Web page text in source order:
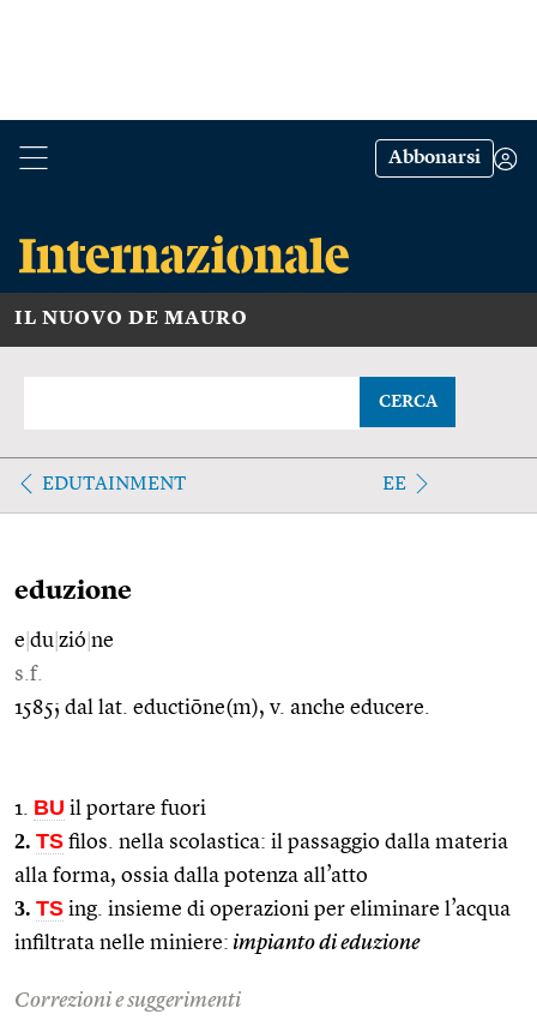
Abbonarsi
IL NUOVO DE MAURO
CERCA
EDUTAINMENT EE
eduzione
e du zió ne
s.f.
1585; dal lat. eductiōne(m), v. anche educere.
1. BU il portare fuori
2. TS filos. nella scolastica: il passaggio dalla materia
alla forma, ossia dalla potenza all’atto
3. TS ing. insieme di operazioni per eliminare l’acqua
infiltrata nelle miniere: impianto di eduzione
Correzioni e suggerimenti